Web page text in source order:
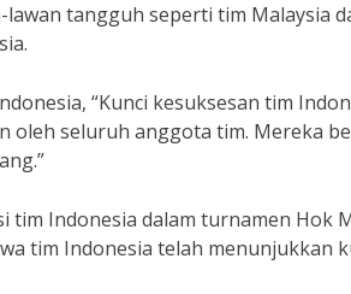
tangguh seperti tim Malaysia
“Kunci kesuksesan tim
oleh seluruh anggota tim. Mereka
Indonesia dalam turnamen Hok
tim Indonesia telah menunjukkan